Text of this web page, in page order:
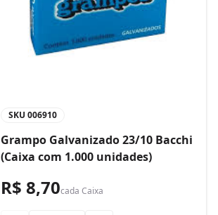
SKU 006910
Grampo Galvanizado 23/10 Bacchi
(Caixa com 1.000 unidades)
R$ 8,70cada Caixa